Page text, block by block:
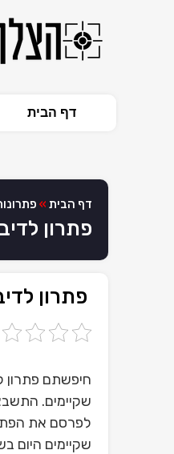
דף הבית
דף הבית »
פתרון
פתרון
חיפשתם פתרון
שקיימים.
לפרסם את
שקיימים היום